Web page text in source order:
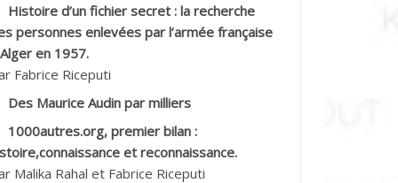
Mohamed ben Kaddour
Kouider
Ahmed dit le Coiffeur
Histoire d’un fichier secret : la recherche
personnes enlevées par l’armée française
en 1957.
Fabrice Riceputi
Des Maurice Audin par milliers
1000autres.org, premier bilan :
et reconnaissance.
Malika Rahal et Fabrice Riceputi